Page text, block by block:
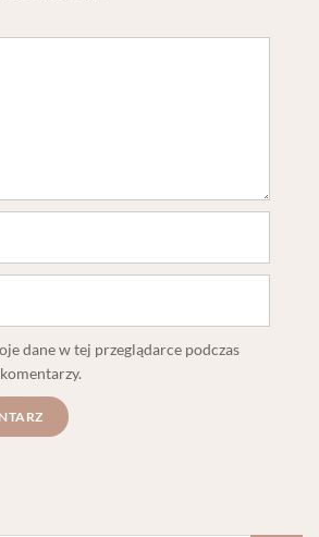
dane w tej przeglądarce podczas